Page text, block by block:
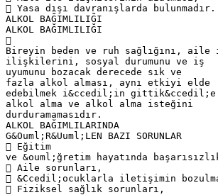
 Yasa dışı davranışlarda bulunmadır.
ALKOL BAĞIMLILIĞI
ALKOL BAĞIMLILIĞI

Bireyin beden ve ruh sağlığını,
ilişkilerini, sosyal durumunu ve iş
uyumunu bozacak derecede sık ve
fazla alkol alması, aynı etkiyi elde
edebilmek i&ccedil;in
alkol alma ve alkol alma isteğini
durduramamasıdır.
ALKOL BAĞIMLILARINDA
G&Ouml;R&Uuml;LEN BAZI SORUNLAR
 Eğitim
ve &ouml;ğretim hayatında
 Aile sorunları,
 &Ccedil;ocuklarla iletişimin
 Fiziksel sağlık sorunları,